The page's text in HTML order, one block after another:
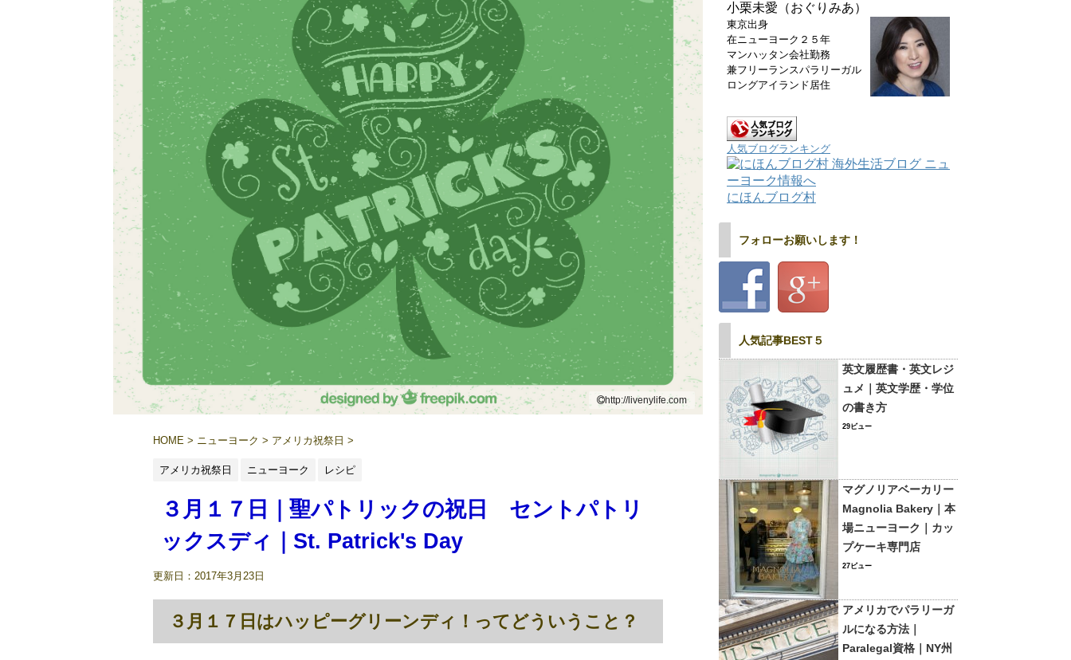
http://livenylife.com
HOME > ニューヨーク > アメリカ祝祭日 >
アメリカ祝祭日 ニューヨーク レシピ
３月１７日｜聖パトリックの祝日 セントパトリ
ックスディ｜St. Patrick's Day
更新日： 2017年3月23日
３月１７日はハッピーグリーンディ！ってどういうこと？
小栗未愛（おぐりみあ）
東京出身
在ニューヨーク２５年
マンハッタン会社勤務
兼フリーランスパラリーガル
ロングアイランド居住
人気ブログランキング
にほんブログ村
フォローお願いします！
人気記事BEST５
英文履歴書・英文レジ
ュメ｜英文学歴・学位
の書き方
29ビュー
マグノリアベーカリー
Magnolia Bakery｜本
場ニューヨーク｜カッ
プケーキ専門店
27ビュー
アメリカでパラリーガ
ルになる方法｜
Paralegal資格｜NY州